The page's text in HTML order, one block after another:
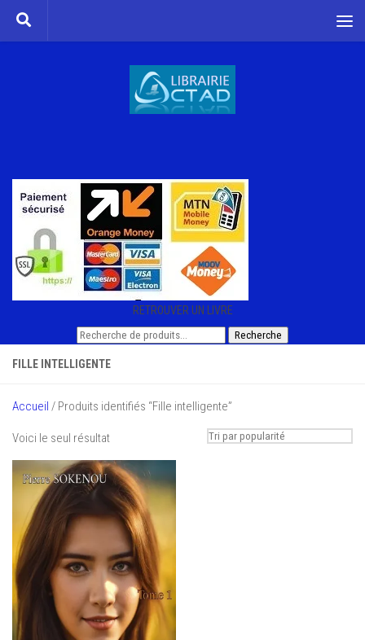
Skip to content
RETROUVER UN LIVRE
Recherche
Recherche
FILLE INTELLIGENTE
Accueil / Produits identifiés “Fille intelligente”
Voici le seul résultat